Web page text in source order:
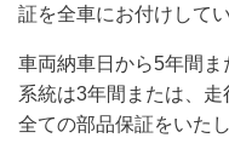
証を全車にお付けしてい
車両納車日から5年間
系統は3年間または、走
全ての部品保証をいたし